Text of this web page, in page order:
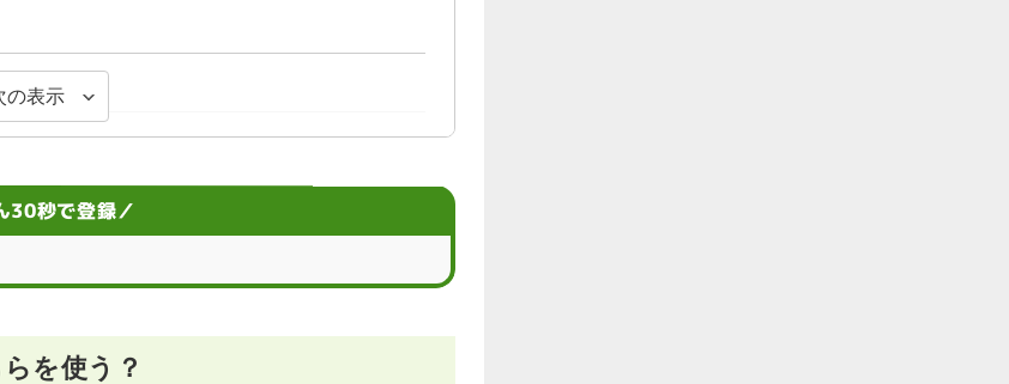
？
の表示
30秒で登録／
を使う？